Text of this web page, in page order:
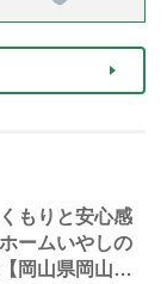
もりと安心感
ームいやしの
岡山県岡山